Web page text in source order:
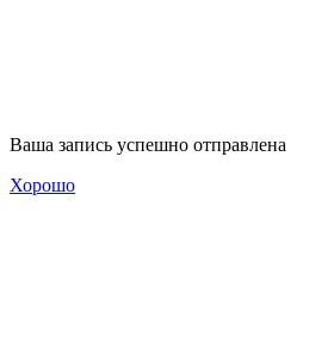
Ваша запись успешно отправлена
Хорошо